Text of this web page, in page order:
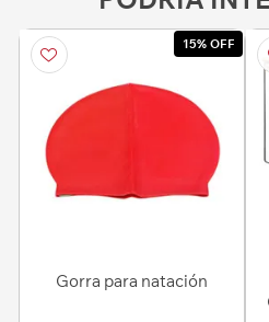
15% OFF
Gorra para natación